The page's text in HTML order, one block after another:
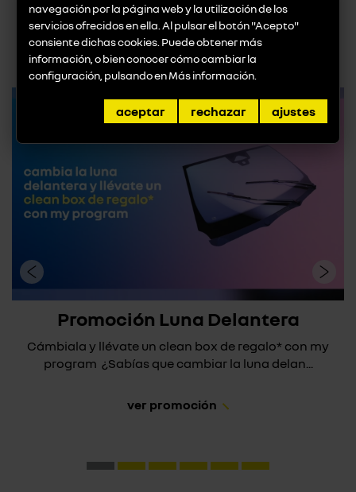
volver a noticias
promociones destacadas
Promoción Luna Delantera
Cámbiala y llévate un clean box de regalo* con my
program ¿Sabías que cambiar la luna delan...
ver promoción
navegación por la página web y la utilización de los
servicios ofrecidos en ella. Al pulsar el botón "Acepto"
consiente dichas cookies. Puede obtener más
información, o bien conocer cómo cambiar la
configuración, pulsando enMás información
aceptar rechazar ajustes